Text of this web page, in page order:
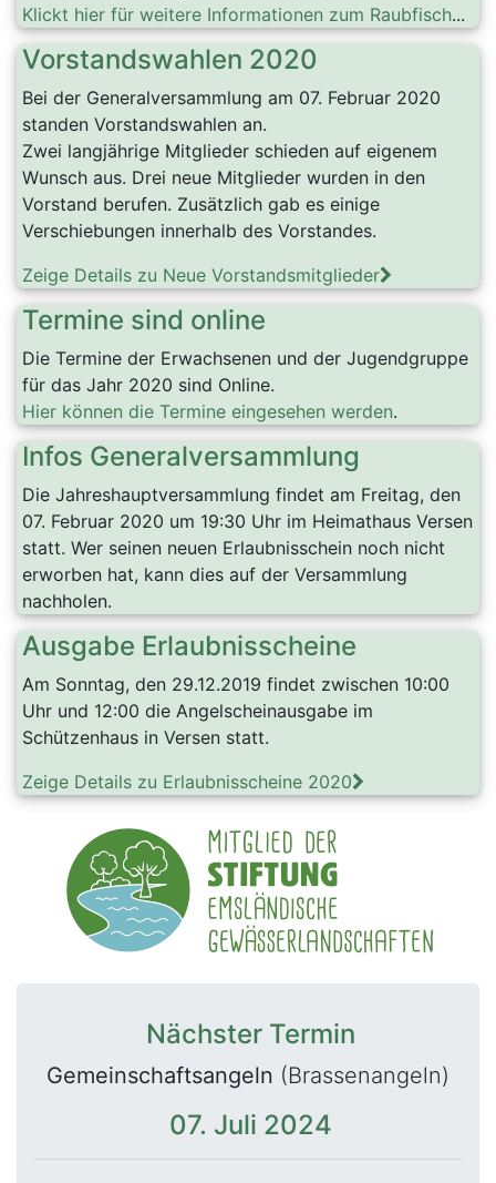
Klickt hier für weitere Informationen zum Raubfisch...
Vorstandswahlen 2020
Bei der Generalversammlung am 07. Februar 2020
standen Vorstandswahlen an.
Zwei langjährige Mitglieder schieden auf eigenem
Wunsch aus. Drei neue Mitglieder wurden in den
Vorstand berufen. Zusätzlich gab es einige
Verschiebungen innerhalb des Vorstandes.
Zeige Details zu Neue Vorstandsmitglieder
Termine sind online
Die Termine der Erwachsenen und der Jugendgruppe
für das Jahr 2020 sind Online.
Hier können die Termine eingesehen werden.
Infos Generalversammlung
Die Jahreshauptversammlung findet am Freitag, den
07. Februar 2020 um 19:30 Uhr im Heimathaus Versen
statt. Wer seinen neuen Erlaubnisschein noch nicht
erworben hat, kann dies auf der Versammlung
nachholen.
Ausgabe Erlaubnisscheine
Am Sonntag, den 29.12.2019 findet zwischen 10:00
Uhr und 12:00 die Angelscheinausgabe im
Schützenhaus in Versen statt.
Zeige Details zu Erlaubnisscheine 2020
Nächster Termin
Gemeinschaftsangeln (Brassenangeln)
07. Juli 2024